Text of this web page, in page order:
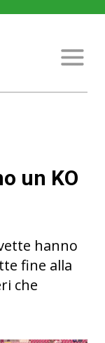
un KO
hanno
fine alla
che